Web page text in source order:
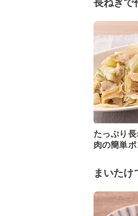
長ねぎで
たっぷり
肉の簡単
まいたけ